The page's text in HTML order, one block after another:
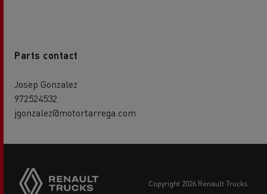
Parts contact
Josep Gonzalez
972524532
jgonzalez@motortarrega.com
copyright 2026 Renault Trucks